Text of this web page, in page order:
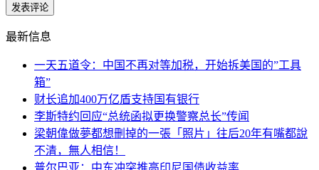
最新信息
一天五道令：中国不再对等加税，开始拆美国的”工具
箱”
财长追加400万亿盾支持国有银行
李斯特约回应“总统函拟更换警察总长”传闻
梁朝偉做夢都想刪掉的一張「照片」往后20年有嘴都說
不清，無人相信！